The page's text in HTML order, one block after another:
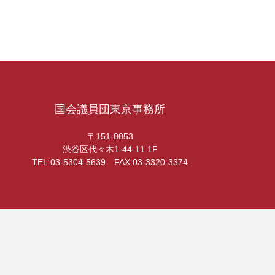
国会議員団東京事務所
〒151-0053
渋谷区代々木1-44-11 1F
TEL:03-5304-5639 FAX:03-3320-3374